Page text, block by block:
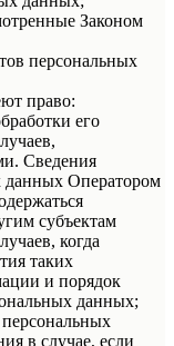
Законом
персональных
право:
его
Сведения
данных Оператором
субъектам
когда
таких
и порядок
данных;
в случае, если